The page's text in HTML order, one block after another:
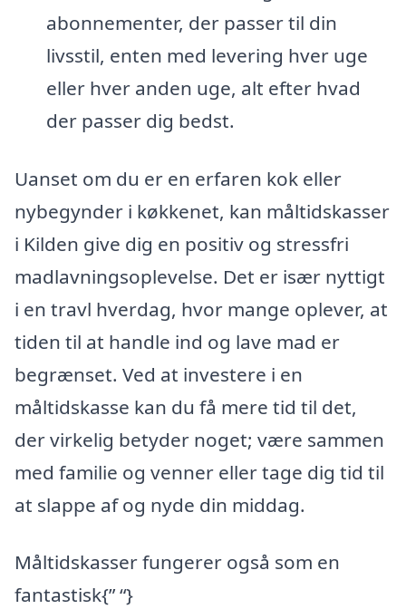
abonnementer, der passer til din
livsstil, enten med levering hver uge
eller hver anden uge, alt efter hvad
der passer dig bedst.
Uanset om du er en erfaren kok eller
nybegynder i køkkenet, kan måltidskasser
i Kilden give dig en positiv og stressfri
madlavningsoplevelse. Det er især nyttigt
i en travl hverdag, hvor mange oplever, at
tiden til at handle ind og lave mad er
begrænset. Ved at investere i en
måltidskasse kan du få mere tid til det,
der virkelig betyder noget; være sammen
med familie og venner eller tage dig tid til
at slappe af og nyde din middag.
Måltidskasser fungerer også som en
fantastisk{” “}